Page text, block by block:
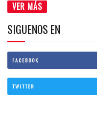
VER MÁS
SIGUENOS EN
FACEBOOK
TWITTER